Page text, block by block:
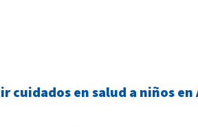
cuidados en salud a niños